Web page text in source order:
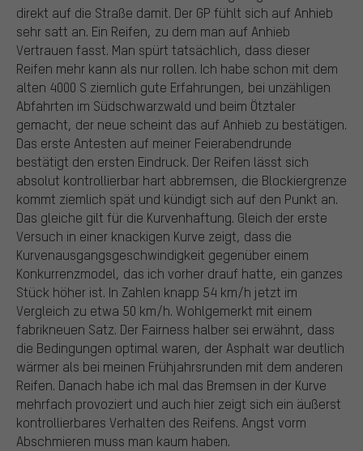
direkt auf die Straße damit. Der GP fühlt sich auf Anhieb
sehr satt an. Ein Reifen, zu dem man auf Anhieb
Vertrauen fasst. Man spürt tatsächlich, dass dieser
Reifen mehr kann als nur rollen. Ich habe schon mit dem
alten 4000 S ziemlich gute Erfahrungen, bei unzähligen
Abfahrten im Südschwarzwald und beim Ötztaler
gemacht, der neue scheint das auf Anhieb zu bestätigen.
Das erste Antesten auf meiner Feierabendrunde
bestätigt den ersten Eindruck. Der Reifen lässt sich
absolut kontrollierbar hart abbremsen, die Blockiergrenze
kommt ziemlich spät und kündigt sich auf den Punkt an.
Das gleiche gilt für die Kurvenhaftung. Gleich der erste
Versuch in einer knackigen Kurve zeigt, dass die
Kurvenausgangsgeschwindigkeit gegenüber einem
Konkurrenzmodel, das ich vorher drauf hatte, ein ganzes
Stück höher ist. In Zahlen knapp 54 km/h jetzt im
Vergleich zu etwa 50 km/h. Wohlgemerkt mit einem
fabrikneuen Satz. Der Fairness halber sei erwähnt, dass
die Bedingungen optimal waren, der Asphalt war deutlich
wärmer als bei meinen Frühjahrsrunden mit dem anderen
Reifen. Danach habe ich mal das Bremsen in der Kurve
mehrfach provoziert und auch hier zeigt sich ein äußerst
kontrollierbares Verhalten des Reifens. Angst vorm
Abschmieren muss man kaum haben.